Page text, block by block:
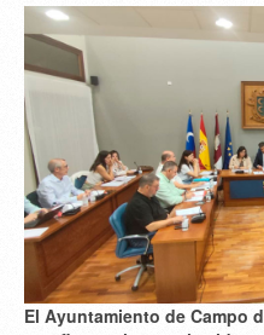
El Ayuntamiento de Campo